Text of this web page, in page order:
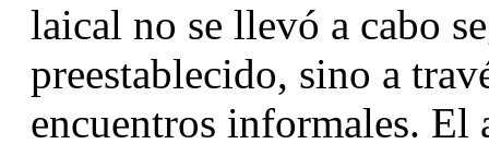
laical no se llevó a cabo
preestablecido, sino a
encuentros informales.